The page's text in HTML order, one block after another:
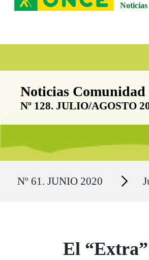
Boletín Noticias
Noticias
Nº 128. JULIO/AGOSTO
Nº 61. JUNIO 2020 Secciones
El